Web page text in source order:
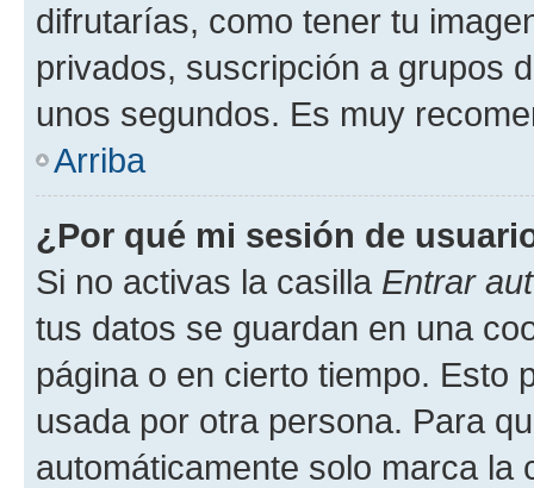
difrutarías, como tener tu
privados, suscripción a grupos
unos segundos. Es muy
Arriba
¿Por qué mi sesión de
Si no activas la casilla Entrar
tus datos se guardan en una
página o en cierto tiempo. Esto
usada por otra persona. Para
automáticamente solo marca la